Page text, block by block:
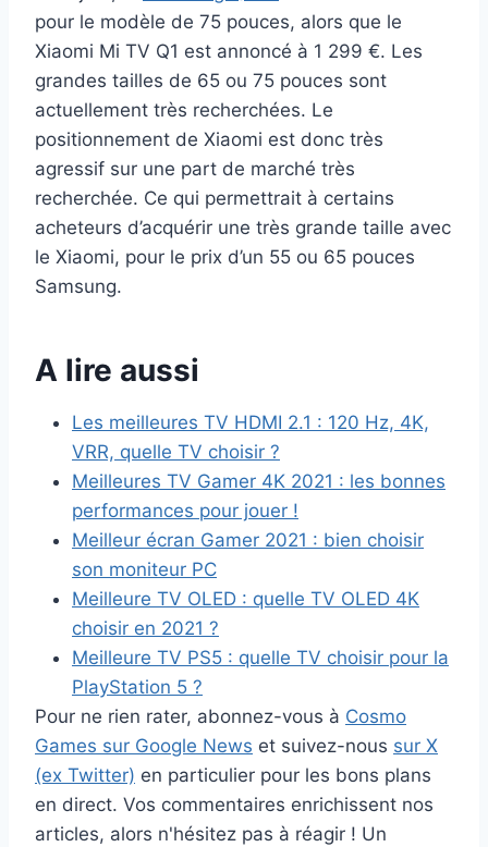
pour le modèle de 75 pouces, alors que le
Xiaomi Mi TV Q1 est annoncé à 1 299 €. Les
grandes tailles de 65 ou 75 pouces sont
actuellement très recherchées. Le
positionnement de Xiaomi est donc très
agressif sur une part de marché très
recherchée. Ce qui permettrait à certains
acheteurs d’acquérir une très grande taille avec
le Xiaomi, pour le prix d’un 55 ou 65 pouces
Samsung.
A lire aussi
Les meilleures TV HDMI 2.1 : 120 Hz, 4K,
VRR, quelle TV choisir ?
Meilleures TV Gamer 4K 2021 : les bonnes
performances pour jouer !
Meilleur écran Gamer 2021 : bien choisir
son moniteur PC
Meilleure TV OLED : quelle TV OLED 4K
choisir en 2021 ?
Meilleure TV PS5 : quelle TV choisir pour la
PlayStation 5 ?
Pour ne rien rater, abonnez-vous à Cosmo
Games sur Google News et suivez-nous sur X
(ex Twitter) en particulier pour les bons plans
en direct. Vos commentaires enrichissent nos
articles, alors n'hésitez pas à réagir ! Un